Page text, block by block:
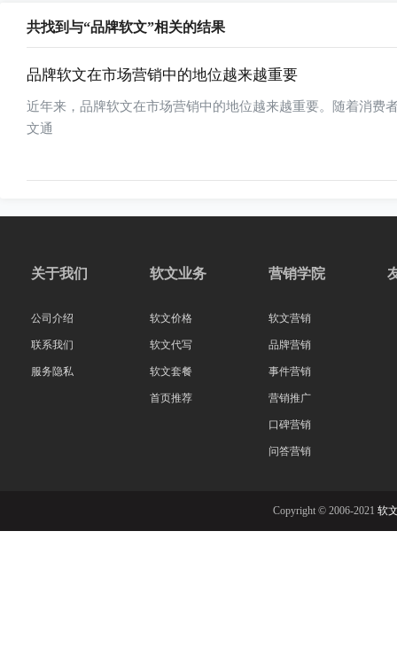
共找到与“品牌软文”相关的结果
品牌软文在市场营销中的地位越来越重要
近年来，品牌软文在市场营销中的地位越来越重要。随着消费
文通
关于我们
公司介绍
联系我们
服务隐私
软文业务
软文价格
软文代写
软文套餐
首页推荐
营销学院
软文营销
品牌营销
事件营销
营销推广
口碑营销
问答营销
Copyright © 2006-2021 软